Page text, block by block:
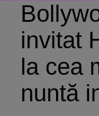
invitat
la cea
nuntă